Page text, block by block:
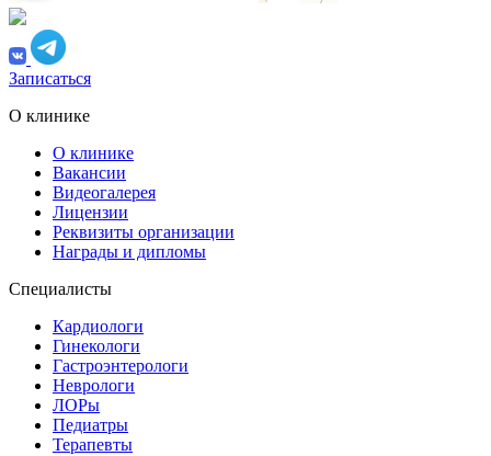
Записаться
О клинике
О клинике
Вакансии
Видеогалерея
Лицензии
Реквизиты организации
Награды и дипломы
Специалисты
Кардиологи
Гинекологи
Гастроэнтерологи
Неврологи
ЛОРы
Педиатры
Терапевты